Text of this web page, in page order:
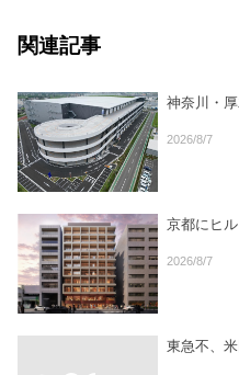
関連記事
神奈川・
2026/8/7
京都にヒ
2026/8/7
東急不、